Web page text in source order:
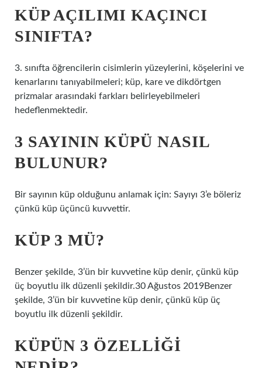
KÜP AÇILIMI KAÇINCI
SINIFTA?
3. sınıfta öğrencilerin cisimlerin yüzeylerini, köşelerini ve
kenarlarını tanıyabilmeleri; küp, kare ve dikdörtgen
prizmalar arasındaki farkları belirleyebilmeleri
hedeflenmektedir.
3 SAYININ KÜPÜ NASIL
BULUNUR?
Bir sayının küp olduğunu anlamak için: Sayıyı 3’e böleriz
çünkü küp üçüncü kuvvettir.
KÜP 3 MÜ?
Benzer şekilde, 3’ün bir kuvvetine küp denir, çünkü küp
üç boyutlu ilk düzenli şekildir.30 Ağustos 2019Benzer
şekilde, 3’ün bir kuvvetine küp denir, çünkü küp üç
boyutlu ilk düzenli şekildir.
KÜPÜN 3 ÖZELLIĞI